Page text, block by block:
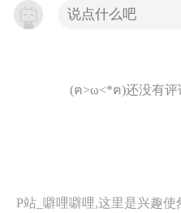
(ฅ>ω<*ฅ)还没有评
P站_噼哩噼哩,这里是兴趣